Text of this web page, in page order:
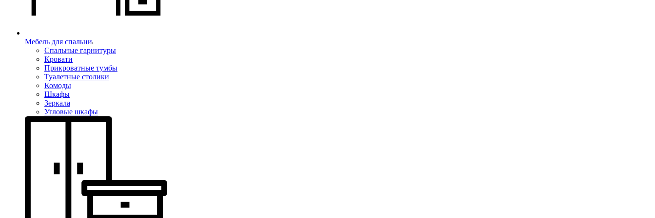
Мебель для спальни
Спальные гарнитуры
Кровати
Прикроватные тумбы
Туалетные столики
Комоды
Шкафы
Зеркала
Угловые шкафы